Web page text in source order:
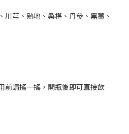
川芎、熟地、桑椹、丹參、黑薑、
前請搖一搖，開瓶後即可直接飲